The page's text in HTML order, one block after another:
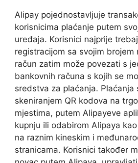
Alipay pojednostavljuje
korisnicima plaćanje putem
uređaja. Korisnici najprije
registracijom sa svojim brojem
račun zatim može povezati s
bankovnih računa s kojih se
sredstva za plaćanja. Plaćanja
skeniranjem QR kodova na
mjestima, putem Alipayeve
kupnju ili odabirom Alipaya
na raznim kineskim i
stranicama. Korisnici također